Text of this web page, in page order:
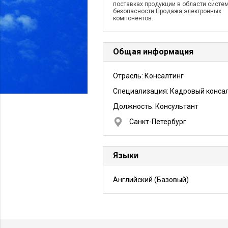
поставках продукции в области систем
безопасности.Продажа электронных
компонентов.
Общая информация
Отрасль: Консалтинг
Специализация: Кадровый
Должность: Консультант
Санкт-Петербург
Языки
Английский (Базовый)